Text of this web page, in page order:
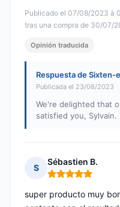
Publicado el 07/08/2023 à
tras una compra de 30/07/
Opinión traducida
Respuesta de Sixten-
Publicada el 23/08/2023
We're delighted that
satisfied you,
S
Sébastien B.
Nota: 5 de 5
super producto muy